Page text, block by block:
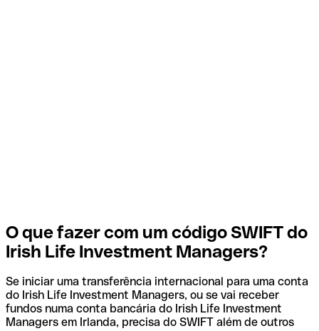
O que fazer com um código SWIFT do
Irish Life Investment Managers?
Se iniciar uma transferência internacional para uma conta
do Irish Life Investment Managers, ou se vai receber
fundos numa conta bancária do Irish Life Investment
Managers em Irlanda, precisa do SWIFT além de outros